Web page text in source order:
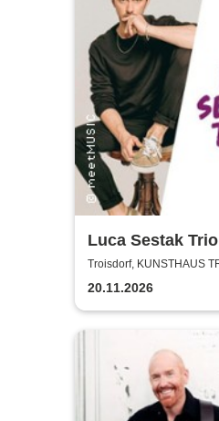
Luca Sestak Trio
Troisdorf, KUNSTHAUS
20.11.2026